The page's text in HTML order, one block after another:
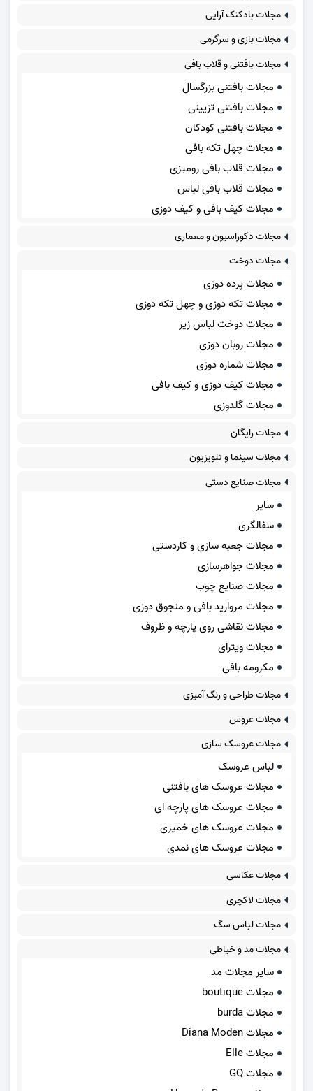
مجلات بادکنک آرایی
مجلات بازی و سرگرمی
مجلات بافتنی و قلاب بافی
مجلات بافتنی بزرگسال
مجلات بافتنی تزیینی
مجلات بافتنی کودکان
مجلات چهل تکه بافی
مجلات قلاب بافی رومیزی
مجلات قلاب بافی لباس
مجلات کیف بافی و کیف دوزی
مجلات دکوراسیون و معماری
مجلات دوخت
مجلات پرده دوزی
مجلات تکه دوزی و چهل تکه دوزی
مجلات دوخت لباس زیر
مجلات روبان دوزی
مجلات شماره دوزی
مجلات کیف دوزی و کیف بافی
مجلات گلدوزی
مجلات رایگان
مجلات سینما و تلویزیون
مجلات صنایع دستی
سایر
سفالگری
مجلات جعبه سازی و کاردستی
مجلات جواهرسازی
مجلات صنایع چوب
مجلات مروارید بافی و منجوق دوزی
مجلات نقاشی روی پارچه و ظروف
مجلات ویترای
مکرومه بافی
مجلات طراحی و رنگ آمیزی
مجلات عروس
مجلات عروسک سازی
لباس عروسک
مجلات عروسک های بافتنی
مجلات عروسک های پارچه ای
مجلات عروسک های خمیری
مجلات عروسک های نمدی
مجلات عکاسی
مجلات لاکچری
مجلات لباس سگ
مجلات مد و خیاطی
سایر مجلات مد
مجلات boutique
مجلات burda
مجلات Diana Moden
مجلات Elle
مجلات GQ